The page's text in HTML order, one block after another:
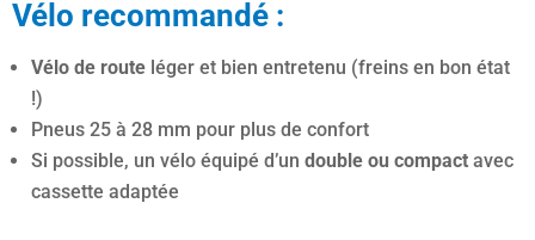
Vélo recommandé :
Vélo de routeléger et bien entretenu (freins en bon état
!)
Pneus 25 à 28 mm pour plus de confort
Si possible, un vélo équipé d’un double ou compactavec
cassette adaptée